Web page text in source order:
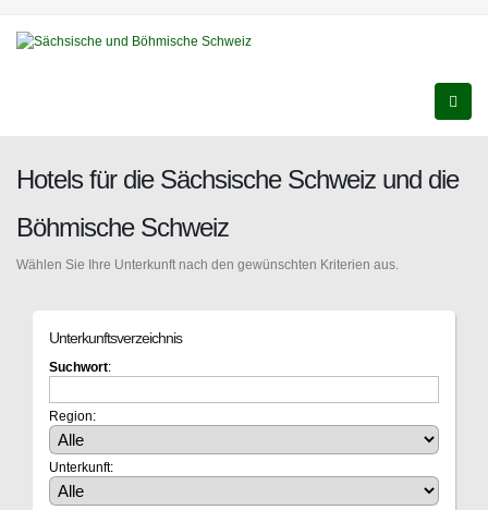
Hotels für die Sächsische Schweiz und die
Böhmische Schweiz
Wählen Sie Ihre Unterkunft nach den gewünschten Kriterien aus.
Unterkunftsverzeichnis
Suchwort:
Region:
Unterkunft: